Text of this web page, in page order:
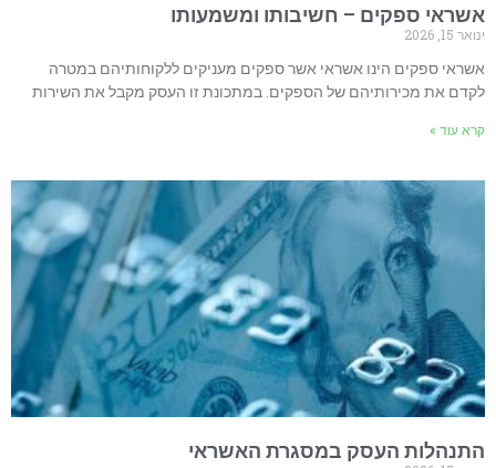
ספקים – חשיבותו ומשמעותו
הינו אשראי אשר ספקים מעניקים ללקוחותיהם במטרה
מכירותיהם של הספקים. במתכונת זו העסק מקבל את השירות
העסק במסגרת האשראי